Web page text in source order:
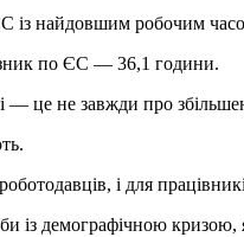
із найдовшим робочим
по ЄС — 36,1 години.
— це не завжди про
і для
із демографічною кризою,